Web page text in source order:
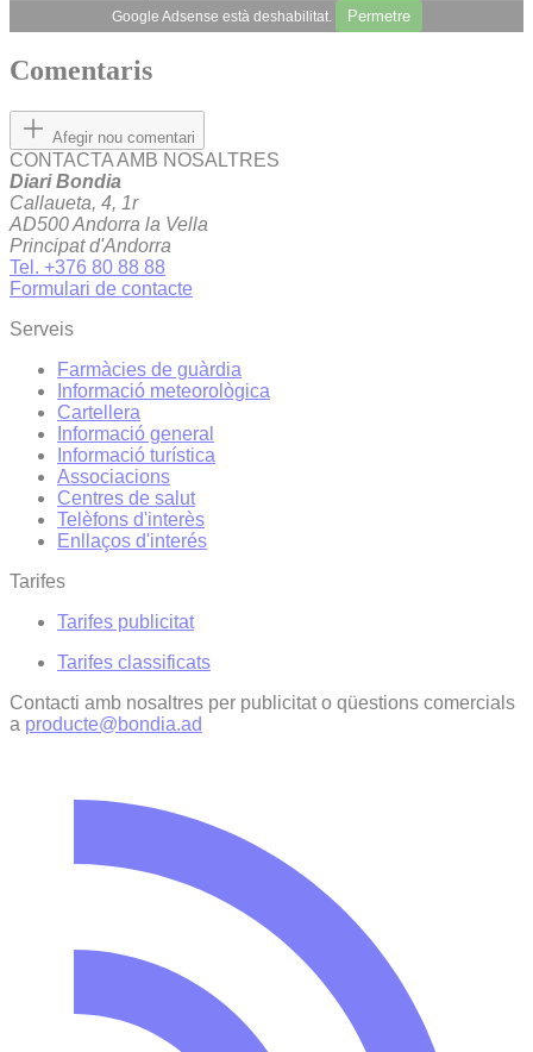
Google Adsense està deshabilitat. Permetre
Comentaris
Afegir nou comentari
CONTACTA AMB NOSALTRES
Diari Bondia
Callaueta, 4, 1r
AD500 Andorra la Vella
Principat d'Andorra
Tel. +376 80 88 88
Formulari de contacte
Serveis
Farmàcies de guàrdia
Informació meteorològica
Cartellera
Informació general
Informació turística
Associacions
Centres de salut
Telèfons d'interès
Enllaços d'interés
Tarifes
Tarifes publicitat
Tarifes classificats
Contacti amb nosaltres per publicitat o qüestions comercials
a producte@bondia.ad